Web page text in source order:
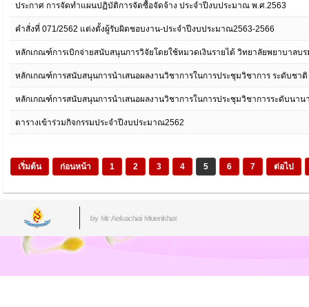
ประกาศ การจัดทำแผนปฏิบัติการจัดซื้อจัดจ้าง ประจำปีงบประมาณ พ.ศ.2563
คำสั่งที่ 071/2562 แต่งตั้งผู้รับผิดชอบงาน-ประจำปีงบประมาณ2563-2566
หลักเกณฑ์การเบิกจ่ายสนับสนุนการวิจัยโดยใช้หมวดเงินรายได้ วิทยาลัยพยาบาลบ
หลักเกณฑ์การสนับสนุนการนำเสนอผลงานวิชาการในการประชุมวิชาการ ระดับชา
หลักเกณฑ์การสนับสนุนการนำเสนอผลงานวิชาการในการประชุมวิชาการระดับนาน
ตารางเข้าร่วมกิจกรรมประจำปีงบประมาณ2562
เริ่มต้น ก่อนหน้า 1 2 3 4 5 6 7 ต่อไป
by Mr.Aekachai Muenkhat